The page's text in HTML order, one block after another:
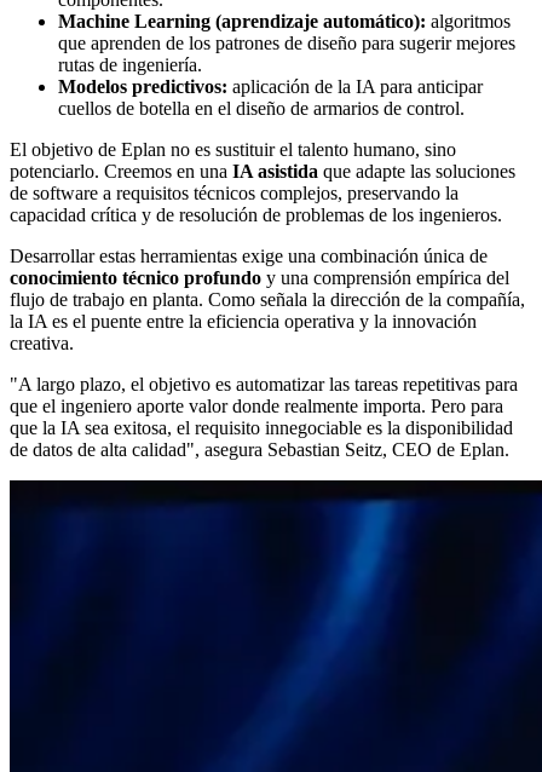
Machine Learning (aprendizaje automático): algoritmos
que aprenden de los patrones de diseño para sugerir mejores
rutas de ingeniería.
Modelos predictivos: aplicación de la IA para anticipar
cuellos de botella en el diseño de armarios de control.
El objetivo de Eplan no es sustituir el talento humano, sino
potenciarlo. Creemos en una IA asistida que adapte las soluciones
de software a requisitos técnicos complejos, preservando la
capacidad crítica y de resolución de problemas de los ingenieros.
Desarrollar estas herramientas exige una combinación única de
conocimiento técnico profundo y una comprensión empírica del
flujo de trabajo en planta. Como señala la dirección de la compañía,
la IA es el puente entre la eficiencia operativa y la innovación
creativa.
"A largo plazo, el objetivo es automatizar las tareas repetitivas para
que el ingeniero aporte valor donde realmente importa. Pero para
que la IA sea exitosa, el requisito innegociable es la disponibilidad
de datos de alta calidad", asegura Sebastian Seitz, CEO de Eplan.